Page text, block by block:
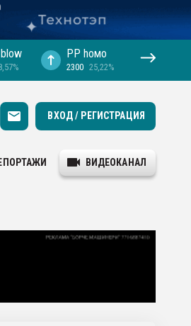
PP hомо
2300 25,22%
ВХОД / РЕГИСТРАЦИЯ
ВИДЕОКАНАЛ